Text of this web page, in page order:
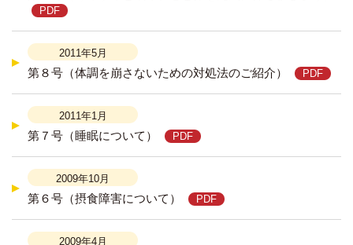
2011年5月
第８号（体調を崩さないための対処法のご紹介）
2011年1月
第７号（睡眠について）
2009年10月
第６号（摂食障害について）
2009年4月